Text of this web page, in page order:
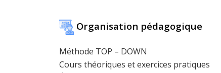
Organisation pédagogique
Méthode TOP – DOWN
Cours théoriques et exercices pratiques